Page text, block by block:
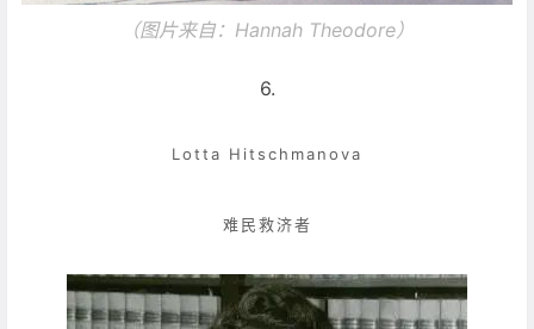
（图片来自： Hannah Theodore）
6.
Lotta Hitschmanova
难民救济者